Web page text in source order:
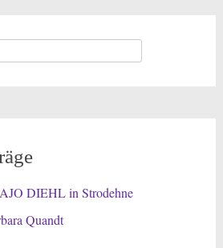
DIEHL in Strodehne
Quandt